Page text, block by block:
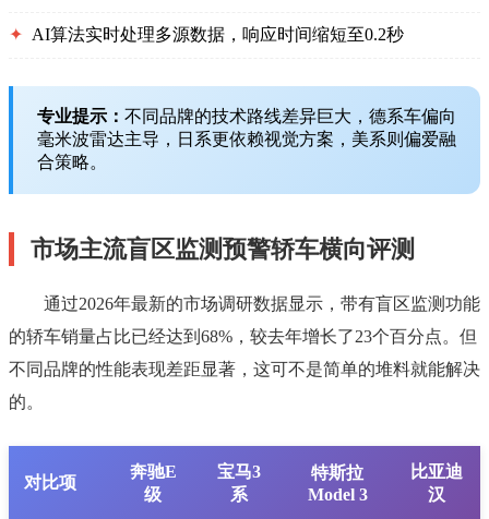
✦ AI算法实时处理多源数据，响应时间缩短至0.2秒
专业提示： 不同品牌的技术路线差异巨大，德系车偏向
毫米波雷达主导，日系更依赖视觉方案，美系则偏爱融
合策略。
市场主流盲区监测预警轿车横向评测
通过2026年最新的市场调研数据显示，带有盲区监测功能
的轿车销量占比已经达到68%，较去年增长了23个百分点。但
不同品牌的性能表现差距显著，这可不是简单的堆料就能解决
的。
对比项
奔驰E
级
宝马3
系
特斯拉
Model 3
比亚迪
汉